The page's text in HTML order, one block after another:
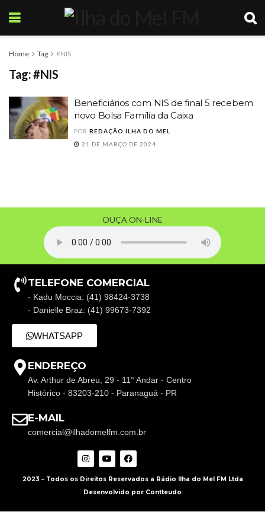
Home Tag #NIS
Tag:#NIS
Beneficiários com NIS de final 5 recebem
novo Bolsa Família da Caixa
POR REDAÇÃO ILHA DO MEL
21 DE MARÇO DE 2024
OUÇA ON-LINE
TELEFONE COMERCIAL
- Kadu Moccia: (41) 98424-3738
- Danielle Braz: (41) 99673-7392
WHATSAPP
ENDEREÇO
Av. Arthur de Abreu, 29 - 11° Andar - Centro
Histórico - 83203-210 - Paranaguá - PR
E-MAIL
comercial@ilhadomelfm.com.br
2023 – Todos os Direitos Reservados a Rádio Ilha do Mel FM Ltda
Desenvolvido por Contteudo